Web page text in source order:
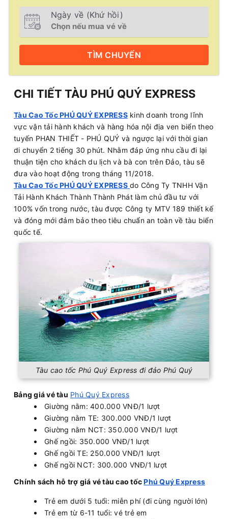
Ngày về (Khứ hồi)
TÌM CHUYẾN
CHI TIẾT TÀU PHÚ QUÝ EXPRESS
Tàu Cao Tốc PHÚ QUÝ EXPRESSkinh doanh trong lĩnh
vực vận tải hành khách và hàng hóa nội địa ven biển theo
tuyến PHAN THIẾT - PHÚ QUÝ và ngược lại với thời gian
di chuyển 2 tiếng 30 phút. Nhằm đáp ứng nhu cầu đi lại
thuận tiện cho khách du lịch và bà con trên Đảo, tàu sẽ
đưa vào hoạt động trong tháng 11/2018.
Tàu Cao Tốc PHÚ QUÝ EXPRESS do Công Ty TNHH Vận
Tải Hành Khách Thành Thành Phát làm chủ đầu tư với
100% vốn trong nước, tàu được Công ty MTV 189 thiết kế
và đóng mới đảm bảo theo tiêu chuẩn an toàn về tàu biển
quốc tế.
Tàu cao tốc Phú Quý Express đi đảo Phú Quý
Bảng giá vé tàu Phú Quý Express
Giường nằm: 400.000 VNĐ/1 lượt
Giường nằm TE: 300.000 VNĐ/1 lượt
Giường nằm NCT: 350.000 VNĐ/1 lượt
Ghế ngồi: 350.000 VNĐ/1 lượt
Ghế ngồi TE: 250.000 VNĐ/1 lượt
Ghế ngồi NCT: 300.000 VNĐ/1 lượt
Chính sách hỗ trợ giá vé tàu cao tốcPhú Quý Express
Trẻ em dưới 5 tuổi: miễn phí (đi cùng người lớn)
Trẻ em từ 6-11 tuổi: vé trẻ em